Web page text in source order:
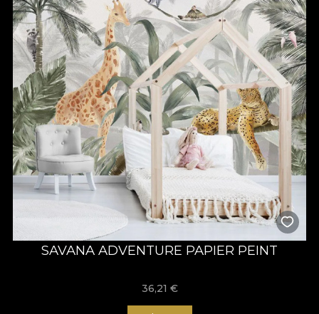
SAVANA ADVENTURE PAPIER PEINT
36,21 €